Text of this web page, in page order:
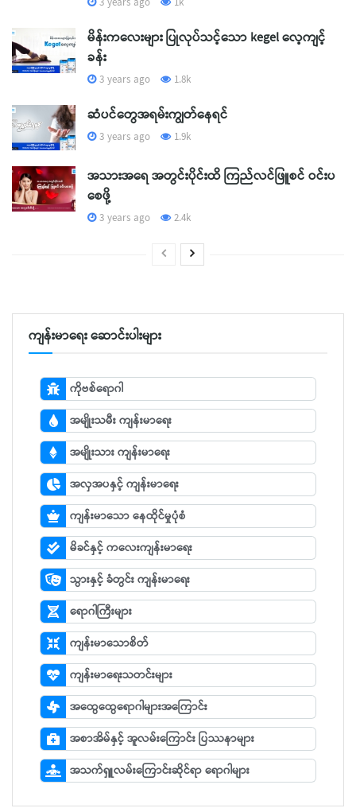
မိန်းကလေးများ ပြုလုပ်သင့်သော kegel လေ့ကျင့်
ခန်း
3 years ago 1.8k
ဆံပင်တွေအရမ်းကျွတ်နေရင်
3 years ago 1.9k
အသားအရေ အတွင်းပိုင်းထိ ကြည်လင်ဖြူစင် ဝင်းပ
စေဖို့
3 years ago 2.4k
ကျန်းမာရေး ဆောင်းပါးများ
ကိုဗစ်ရောဂါ
အမျိုးသမီး ကျန်းမာရေး
အမျိုးသား ကျန်းမာရေး
အလှအပနှင့် ကျန်းမာရေး
ကျန်းမာသော နေထိုင်မှုပုံစံ
မိခင်နှင့် ကလေးကျန်းမာရေး
သွားနှင့် ခံတွင်း ကျန်းမာရေး
ရောဂါကြီးများ
ကျန်းမာသောစိတ်
ကျန်းမာရေးသတင်းများ
အထွေထွေရောဂါများအကြောင်း
အစာအိမ်နှင့် အူလမ်းကြောင်း ပြဿနာများ
အသက်ရှူလမ်းကြောင်းဆိုင်ရာ ရောဂါများ